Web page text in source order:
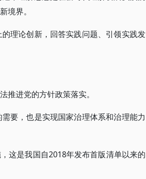
境界。
理论创新，回答实践问题、引领实践发
进党的方针政策落实。
要，也是实现国家治理体系和治理能力
这是我国自2018年发布首版清单以来的